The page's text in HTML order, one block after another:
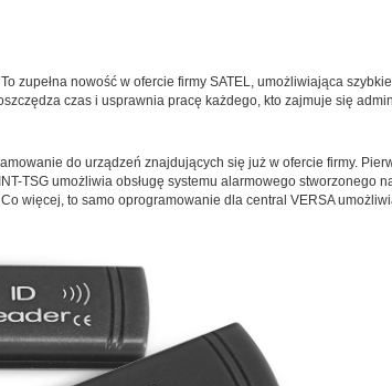
zupełna nowość w ofercie firmy SATEL, umożliwiająca
czas i usprawnia pracę każdego, kto zajmuje się
do urządzeń znajdujących się już w ofercie firmy.
TSG umożliwia obsługę systemu alarmowego stworzonego
więcej, to samo oprogramowanie dla central VERSA